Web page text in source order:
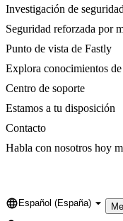
Investigación de seguridad
Seguridad reforzada por
Punto de vista de Fastly
Explora conocimientos
Centro de soporte
Estamos a tu disposición
Contacto
Habla con nosotros hoy
Language
Español (España)